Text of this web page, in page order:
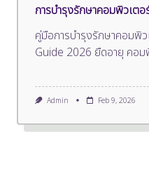
การบำรุงรักษาคอมพิวเตอ
คู่มือการบำรุงรักษาคอม
Guide 2026 ยืดอายุ คอม
Admin Feb 9, 2026